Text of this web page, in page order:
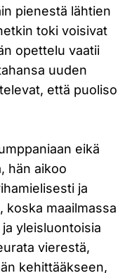
pienestä lähtien
toki voisivat
opettelu vaatii
uuden
että puoliso
eikä
hän aikoo
ja
koska maailmassa
yleisluontoisia
vierestä,
kehittääkseen,